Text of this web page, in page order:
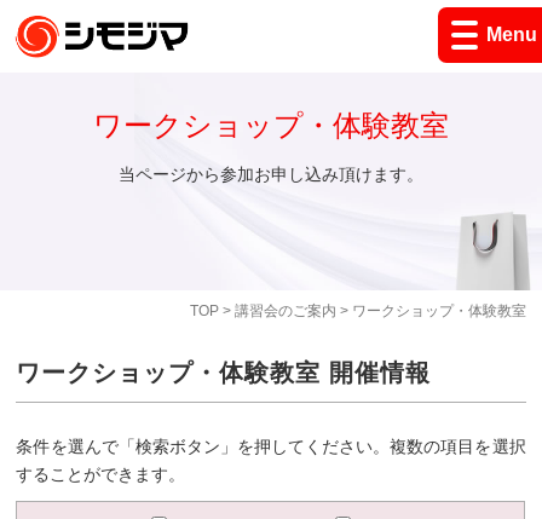
Menu
TOP> 講習会のご案内 > ワークショップ・体験教室
ワークショップ・体験教室
当ページから参加お申し込み頂けます。
ワークショップ・体験教室 開催情報
条件を選んで「検索ボタン」を押してください。複数の項目を選択
することができます。